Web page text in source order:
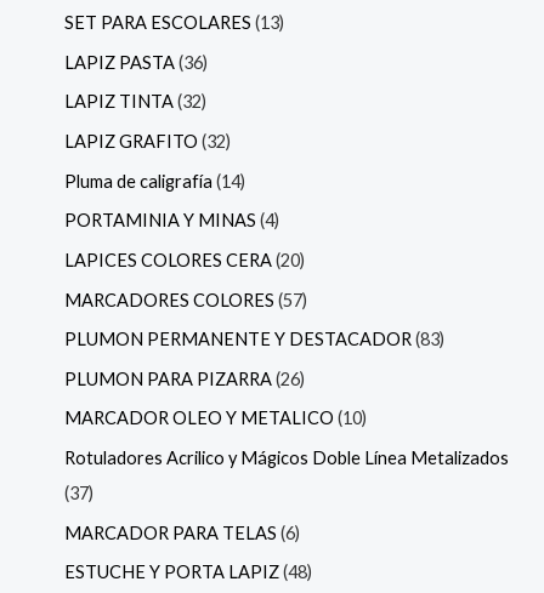
SET PARA ESCOLARES 13
LAPIZ PASTA 36
LAPIZ TINTA 32
LAPIZ GRAFITO 32
Pluma de caligrafía 14
PORTAMINIA Y MINAS 4
LAPICES COLORES CERA 20
MARCADORES COLORES 57
PLUMON PERMANENTE Y DESTACADOR 83
PLUMON PARA PIZARRA 26
MARCADOR OLEO Y METALICO 10
Rotuladores Acrilico y Mágicos Doble Línea Metalizados
37
MARCADOR PARA TELAS 6
ESTUCHE Y PORTA LAPIZ 48